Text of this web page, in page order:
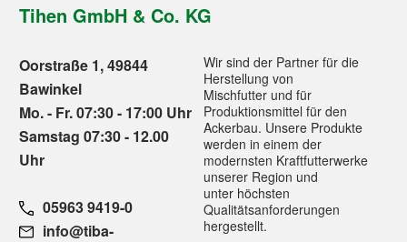
Tihen GmbH & Co. KG
Oorstraße 1, 49844
Bawinkel
Mo. - Fr. 07:30 - 17:00 Uhr
Samstag 07:30 - 12.00
Uhr
05963 9419-0
info@tiba-
Wir sind der Partner für die
Herstellung von
Mischfutter und für
Produktionsmittel für den
Ackerbau. Unsere Produkte
werden in einem der
modernsten Kraftfutterwerke
unserer Region und
unter höchsten
Qualitätsanforderungen
hergestellt.